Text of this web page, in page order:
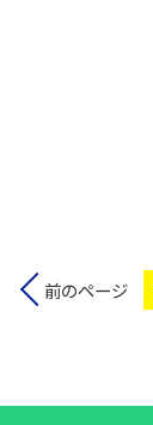
前のページ